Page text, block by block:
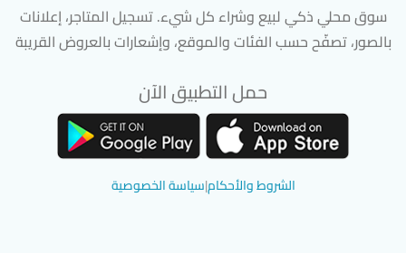
سوق محلي ذكي لبيع وشراء كل شيء. تسجيل المتاجر، إعلانات
بالصور، تصفّح حسب الفئات والموقع، وإشعارات بالعروض القريبة
حمل التطبيق الآن
الشروط والأحكام|سياسة الخصوصية